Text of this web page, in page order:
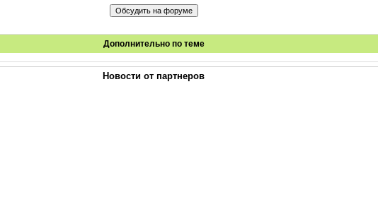
Дополнительно по теме
Новости от партнеров